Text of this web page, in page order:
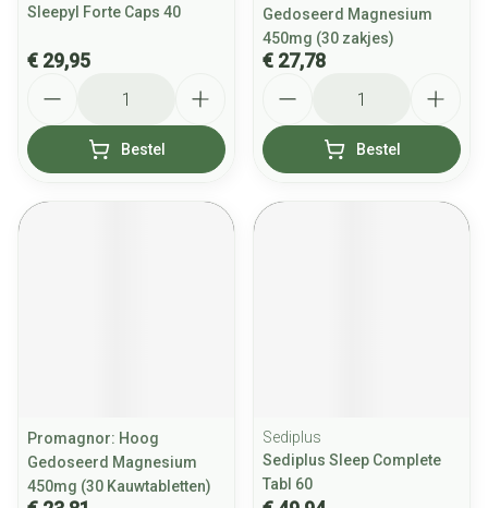
Sleepyl Forte Caps 40
€ 29,95
Bestel
Gedoseerd Magnesium
450mg (30 zakjes)
€ 27,78
Bestel
Promagnor: Hoog
Gedoseerd Magnesium
450mg (30 Kauwtabletten)
Sediplus
Sediplus Sleep Complete
Tabl 60